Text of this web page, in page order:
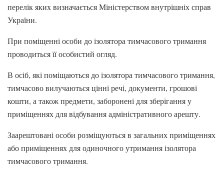
перелік яких визначається Міністерством внутрішніх справ
України.
При поміщенні особи до ізолятора тимчасового тримання
проводиться її особистий огляд.
В осіб, які поміщаються до ізолятора тимчасового тримання,
тимчасово вилучаються цінні речі, документи, грошові
кошти, а також предмети, заборонені для зберігання у
приміщеннях для відбування адміністративного арешту.
Заарештовані особи розміщуються в загальних приміщеннях
або приміщеннях для одиночного утримання ізолятора
тимчасового тримання.